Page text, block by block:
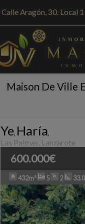
Calle Aragón, 30. Local
Maison De Ville
Ye, Haría,
Las Palmas, Lanzarote
600.000€
432m² 5 2